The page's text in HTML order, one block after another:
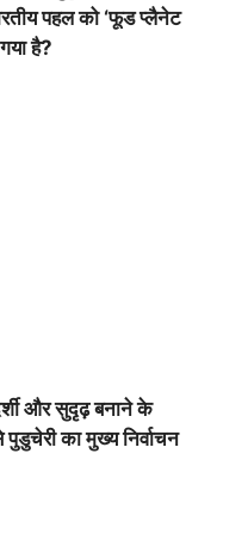
पहल को ‘फूड प्लैनेट
है?
और सुदृढ़ बनाने के
का मुख्य निर्वाचन